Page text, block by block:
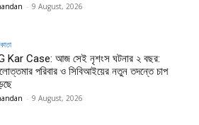
- 9 August, 2026
Kar Case: আজ সেই নৃশংস ঘটনার ২ বছর:
পরিবার ও সিবিআইয়ের নতুন তদন্তে চাপ
- 9 August, 2026